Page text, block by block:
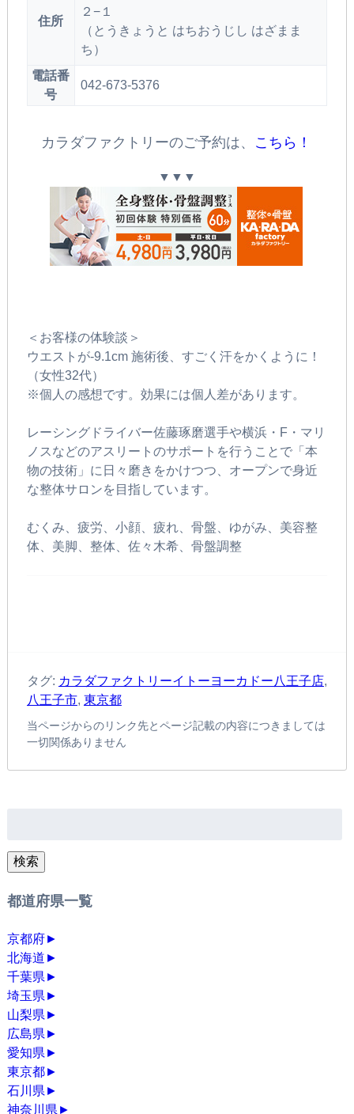
住所
２−１
（とうきょうと はちおうじし はざまま
ち）
電話番
号
042-673-5376
カラダファクトリーのご予約は、 こちら！
▼▼▼
＜お客様の体験談＞
ウエストが-9.1cm 施術後、すごく汗をかくように！
（女性32代）
※個人の感想です。効果には個人差があります。
レーシングドライバー佐藤琢磨選手や横浜・F・マリ
ノスなどのアスリートのサポートを行うことで「本
物の技術」に日々磨きをかけつつ、オープンで身近
な整体サロンを目指しています。
むくみ、疲労、小顔、疲れ、骨盤、ゆがみ、美容整
体、美脚、整体、佐々木希、骨盤調整
タグ: カラダファクトリーイトーヨーカドー八王子店,
八王子市, 東京都
当ページからのリンク先とページ記載の内容につきましては
一切関係ありません
検索
都道府県一覧
京都府►
北海道 ►
千葉県►
埼玉県►
山梨県►
広島県►
愛知県►
東京都►
石川県►
神奈川県►